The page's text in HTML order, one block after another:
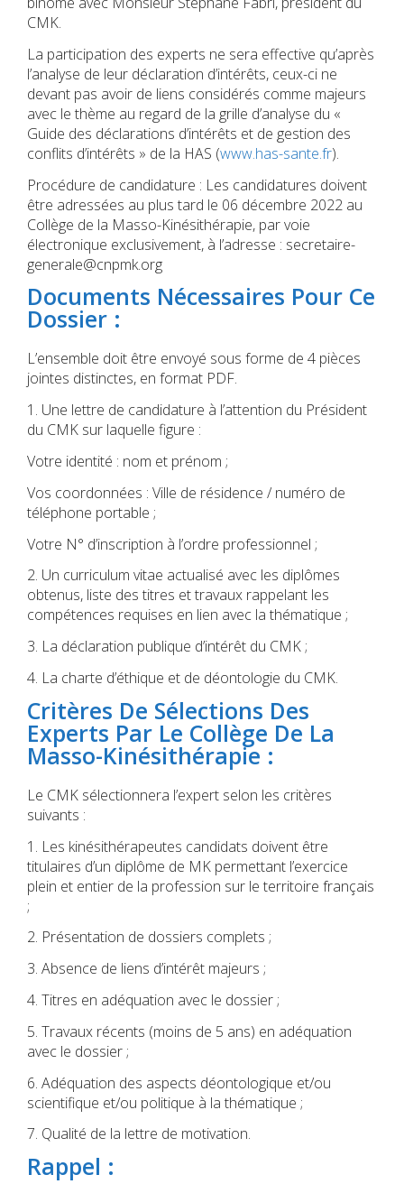
CMK.
La participation des experts ne sera effective qu’après
l’analyse de leur déclaration d’intérêts, ceux-ci ne
devant pas avoir de liens considérés comme majeurs
avec le thème au regard de la grille d’analyse du «
Guide des déclarations d’intérêts et de gestion des
conflits d’intérêts » de la HAS (www.has-sante.fr).
Procédure de candidature : Les candidatures doivent
être adressées au plus tard le 06 décembre 2022 au
Collège de la Masso-Kinésithérapie, par voie
électronique exclusivement, à l’adresse : secretaire-
generale@cnpmk.org
Documents Nécessaires Pour Ce
Dossier :
L’ensemble doit être envoyé sous forme de 4 pièces
jointes distinctes, en format PDF.
1. Une lettre de candidature à l’attention du Président
du CMK sur laquelle figure :
Votre identité : nom et prénom ;
Vos coordonnées : Ville de résidence / numéro de
téléphone portable ;
Votre N° d’inscription à l’ordre professionnel ;
2. Un curriculum vitae actualisé avec les diplômes
obtenus, liste des titres et travaux rappelant les
compétences requises en lien avec la thématique ;
3. La déclaration publique d’intérêt du CMK ;
4. La charte d’éthique et de déontologie du CMK.
Critères De Sélections Des
Experts Par Le Collège De La
Masso-Kinésithérapie :
Le CMK sélectionnera l’expert selon les critères
suivants :
1. Les kinésithérapeutes candidats doivent être
titulaires d’un diplôme de MK permettant l’exercice
plein et entier de la profession sur le territoire français
;
2. Présentation de dossiers complets ;
3. Absence de liens d’intérêt majeurs ;
4. Titres en adéquation avec le dossier ;
5. Travaux récents (moins de 5 ans) en adéquation
avec le dossier ;
6. Adéquation des aspects déontologique et/ou
scientifique et/ou politique à la thématique ;
7. Qualité de la lettre de motivation.
Rappel :